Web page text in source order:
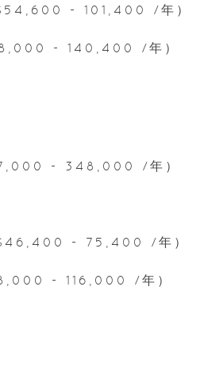
- 101,400 /年）
- 140,400 /年）
- 348,000 /年）
- 75,400 /年）
- 116,000 /年）